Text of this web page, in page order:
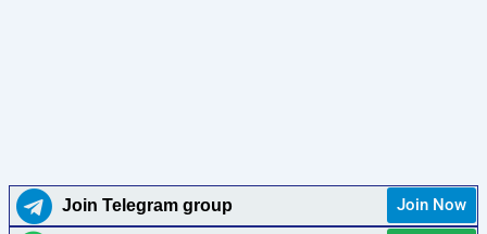
Join Telegram group Join Now